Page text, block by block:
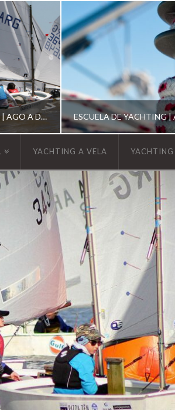
ESCUELA DE OPTIMIST INICIAL | AGO A DIC 2026
YCA
ESCUELA DE
YACHTING A VELA